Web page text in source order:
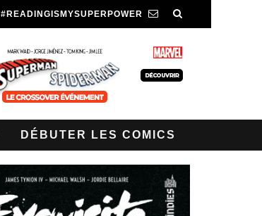
#READINGISMYSUPERPOWER
DÉBUTER LES COMICS